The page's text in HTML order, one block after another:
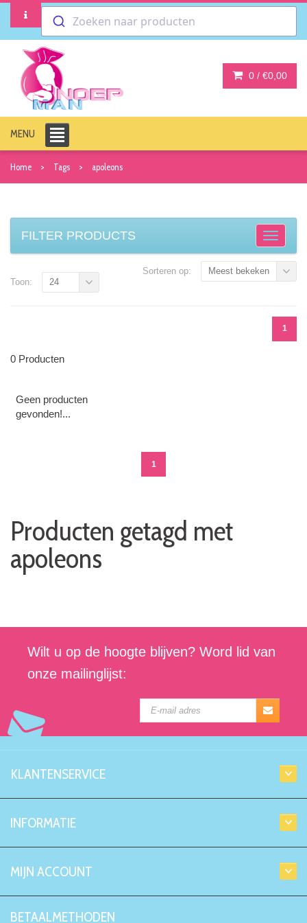
Zoeken naar producten
0 / €0,00
MENU
Home Tags apoleons
FILTER PRODUCTS
Sorteren op: Meest bekeken
1
Toon: 24
0 Producten
Geen producten
gevonden!...
1
Producten getagd met
apoleons
Wilt u op de hoogte blijven? Word lid van
onze mailinglijst:
KLANTENSERVICE
INFORMATIE
MIJN ACCOUNT
BETAALMETHODEN